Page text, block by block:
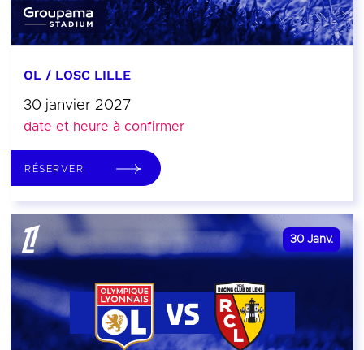
OL / LOSC LILLE
30 janvier 2027
date et heure à confirmer
RÉSERVER
30 Janv.